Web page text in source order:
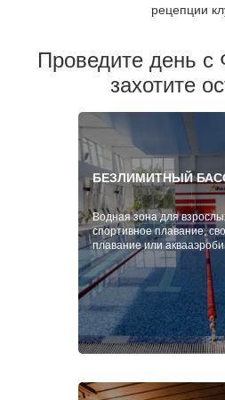
рецепции
Проведите день с
захотите
БЕЗЛИМИТНЫЙ
Водная зона для
спортивное плавание,
плавание или